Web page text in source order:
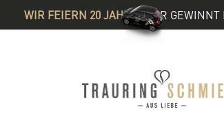
WIR FEIERN 20 JAHRE& IHR GEWINNT